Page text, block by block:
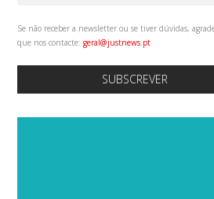
Se não receber a newsletter ou se tiver dúvidas,
que nos contacte: geral@justnews.pt
SUBSCREVER